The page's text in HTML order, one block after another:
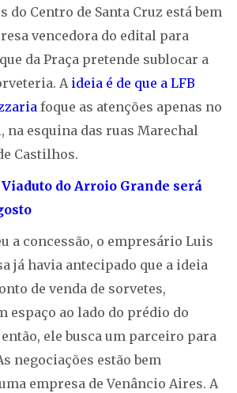
Centro de Santa Cruz está bem
vencedora do edital para
da Praça pretende sublocar a
A ideia é de que a LFB
foque as atenções apenas no
esquina das ruas Marechal
Castilhos.
Viaduto do Arroio Grande será
a concessão, o empresário Luis
já havia antecipado que a ideia
de venda de sorvetes,
espaço ao lado do prédio do
ele busca um parceiro para
negociações estão bem
empresa de Venâncio Aires. A